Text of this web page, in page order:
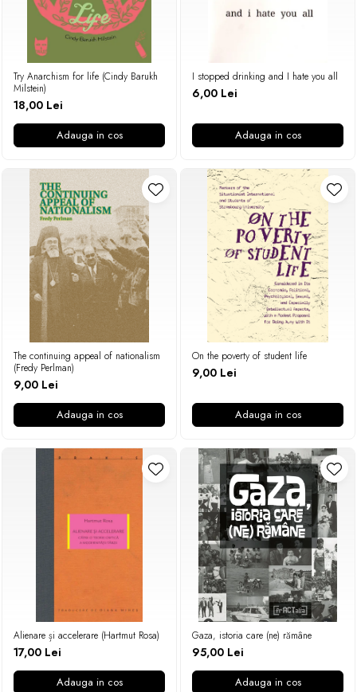
Try Anarchism for life (Cindy Barukh
Milstein)
18,00 Lei
Adauga in cos
I stopped drinking and I hate you all
6,00 Lei
Adauga in cos
The continuing appeal of nationalism
(Fredy Perlman)
9,00 Lei
Adauga in cos
On the poverty of student life
9,00 Lei
Adauga in cos
Alienare și accelerare (Hartmut Rosa)
17,00 Lei
Adauga in cos
Gaza, istoria care (ne) rămâne
95,00 Lei
Adauga in cos